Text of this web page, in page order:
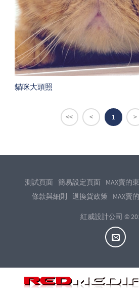
貓咪大頭照
<< < 1 >
測試頁面 簡易設定頁面 MAX賣的
條款與細則
退換貨政策 MAX賣
紅威設計公司 ©